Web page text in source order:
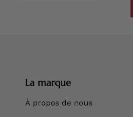
La marque
À propos de nous